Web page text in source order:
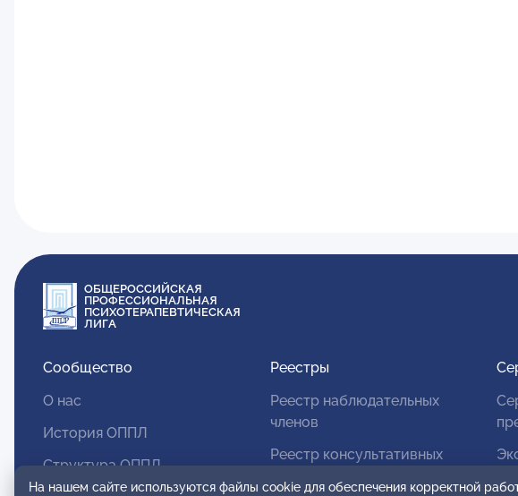
ОБЩЕРОССИЙСКАЯ
ПРОФЕССИОНАЛЬНАЯ
ПСИХОТЕРАПЕВТИЧЕСКАЯ
ЛИГА
Сообщество
О нас
История ОППЛ
Структура ОППЛ
Реестры
Реестр наблюдательных
членов
Реестр консультативных
На нашем сайте используются файлы cookie для обеспечения корректной